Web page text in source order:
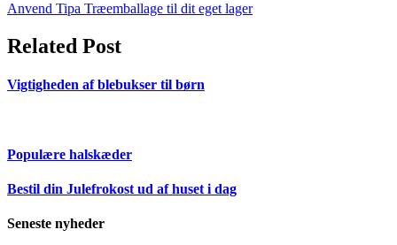
Anvend Tipa Træemballage til dit eget lager
Related Post
Vigtigheden af blebukser til børn
Populære halskæder
Bestil din Julefrokost ud af huset i dag
Seneste nyheder